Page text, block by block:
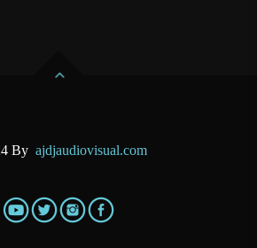
Byajdjaudiovisual.com